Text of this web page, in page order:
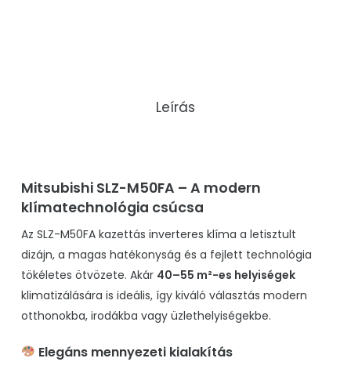
Leírás
Mitsubishi SLZ-M50FA – A modern
klímatechnológia csúcsa
Az SLZ-M50FA kazettás inverteres klíma a letisztult
dizájn, a magas hatékonyság és a fejlett technológia
tökéletes ötvözete. Akár 40–55 m²-es helyiségek
klimatizálására is ideális, így kiváló választás modern
otthonokba, irodákba vagy üzlethelyiségekbe.
Elegáns mennyezeti kialakítás